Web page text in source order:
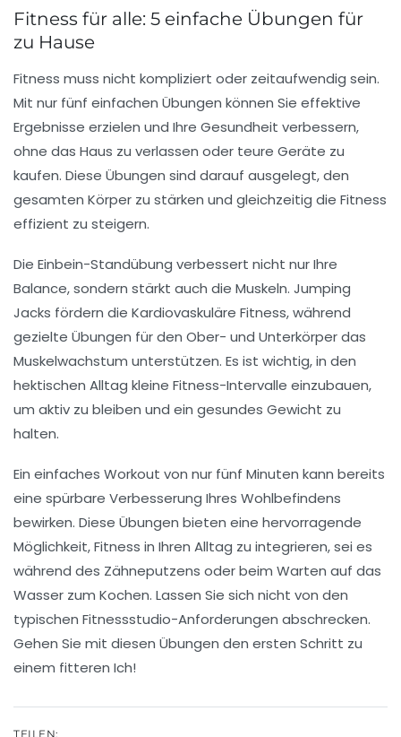
Fitness für alle: 5 einfache Übungen für
zu Hause
Fitness muss nicht kompliziert oder zeitaufwendig sein.
Mit nur fünf einfachen Übungen können Sie effektive
Ergebnisse erzielen und Ihre Gesundheit verbessern,
ohne das Haus zu verlassen oder teure Geräte zu
kaufen. Diese Übungen sind darauf ausgelegt, den
gesamten Körper zu stärken und gleichzeitig die Fitness
effizient zu steigern.
Die Einbein-Standübung verbessert nicht nur Ihre
Balance, sondern stärkt auch die Muskeln. Jumping
Jacks fördern die Kardiovaskuläre Fitness, während
gezielte Übungen für den Ober- und Unterkörper das
Muskelwachstum unterstützen. Es ist wichtig, in den
hektischen Alltag kleine Fitness-Intervalle einzubauen,
um aktiv zu bleiben und ein gesundes Gewicht zu
halten.
Ein einfaches Workout von nur fünf Minuten kann bereits
eine spürbare Verbesserung Ihres Wohlbefindens
bewirken. Diese Übungen bieten eine hervorragende
Möglichkeit, Fitness in Ihren Alltag zu integrieren, sei es
während des Zähneputzens oder beim Warten auf das
Wasser zum Kochen. Lassen Sie sich nicht von den
typischen Fitnessstudio-Anforderungen abschrecken.
Gehen Sie mit diesen Übungen den ersten Schritt zu
einem fitteren Ich!
TEILEN: